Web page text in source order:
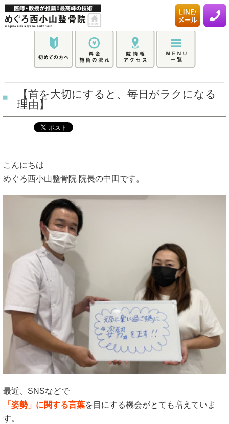
【首を大切にすると、毎日がラクになる
理由】
こんにちは
めぐろ西小山整骨院 院長の中田です。
最近、SNSなどで
「姿勢」に関する言葉を目にする機会がとても増えていま
す。